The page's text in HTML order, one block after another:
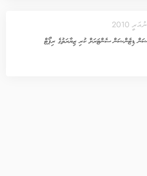
ޑިޓެންޝަން ސެންޓަރަށް ކުރި ޒިޔާރަތުގެ ރިޕޯޓް